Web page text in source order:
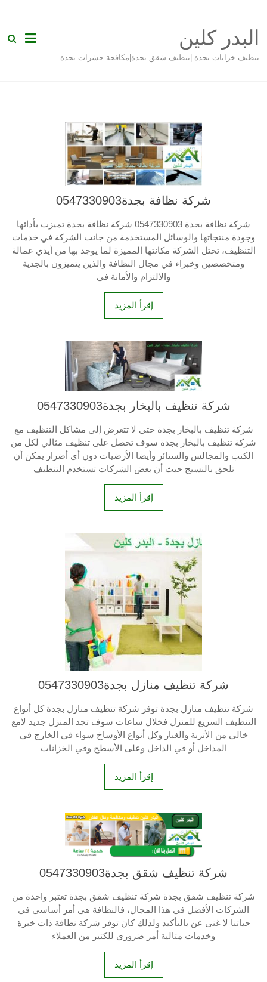
content
البدر كلين
تنظيف خزانات بجدة |تنظيف شقق بجدة|مكافحة حشرات بجدة
شركة نظافة بجدة0547330903
شركة نظافة بجدة 0547330903 شركة نظافة بجدة تميزت بأدائها
وجودة منتجاتها والوسائل المستخدمة من جانب الشركة في خدمات
التنظيف، تحتل الشركة مكانتها المميزة لما يوجد بها من أيدي عمالة
ومتخصصين وخبراء في مجال النظافة والذين يتميزون بالجدية
والالتزام والأمانة في
إقرأ المزيد
شركة تنظيف بالبخار بجدة0547330903
شركة تنظيف بالبخار بجدة حتى لا تتعرض إلى مشاكل التنظيف مع
شركة تنظيف بالبخار بجدة سوف تحصل على تنظيف مثالي لكل من
الكنب والمجالس والستائر وأيضا الأرضيات دون أي أضرار يمكن أن
تلحق بالنسيج حيث أن بعض الشركات تستخدم التنظيف
إقرأ المزيد
شركة تنظيف منازل بجدة0547330903
شركة تنظيف منازل بجدة توفر شركة تنظيف منازل بجدة كل أنواع
التنظيف السريع للمنزل فخلال ساعات سوف تجد المنزل جديد لامع
خالي من الأتربة والغبار وكل أنواع الأوساخ سواء في الخارج في
المداخل أو في الداخل وعلى الأسطح وفي الخزانات
إقرأ المزيد
شركة تنظيف شقق بجدة0547330903
شركة تنظيف شقق بجدة شركة تنظيف شقق بجدة تعتبر واحدة من
الشركات الأفضل في هذا المجال، فالنظافة هي أمر أساسي في
حياتنا لا غنى عن بالتأكيد ولذلك كان توفر شركة نظافة ذات خبرة
وخدمات مثالية أمر ضروري للكثير من العملاء
إقرأ المزيد